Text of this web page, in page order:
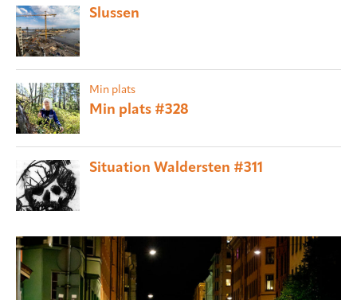
Slussen
Min plats
Min plats #328
Situation Waldersten #311